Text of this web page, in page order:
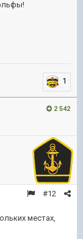
1
2 542
#12
местах,